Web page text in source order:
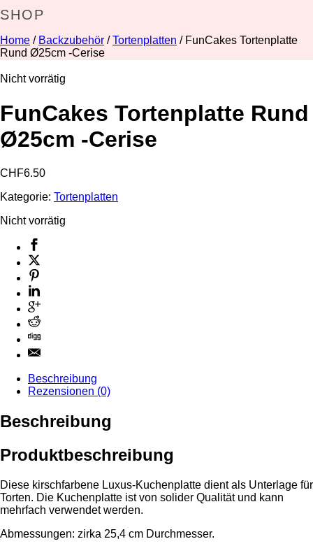
SHOP
Home / Backzubehör / Tortenplatten / FunCakes Tortenplatte
Rund Ø25cm -Cerise
Nicht vorrätig
FunCakes Tortenplatte Rund
Ø25cm -Cerise
CHF6.50
Kategorie: Tortenplatten
Nicht vorrätig
Beschreibung
Rezensionen (0)
Beschreibung
Produktbeschreibung
Diese kirschfarbene Luxus-Kuchenplatte dient als Unterlage für
Torten. Die Kuchenplatte ist von solider Qualität und kann
mehrfach verwendet werden.
Abmessungen: zirka 25,4 cm Durchmesser.